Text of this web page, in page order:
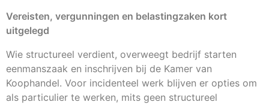
Vereisten, vergunningen en belastingzaken kort
uitgelegd
Wie structureel verdient, overweegt bedrijf starten
eenmanszaak en inschrijven bij de Kamer van
Koophandel. Voor incidenteel werk blijven er opties om
als particulier te werken, mits geen structureel